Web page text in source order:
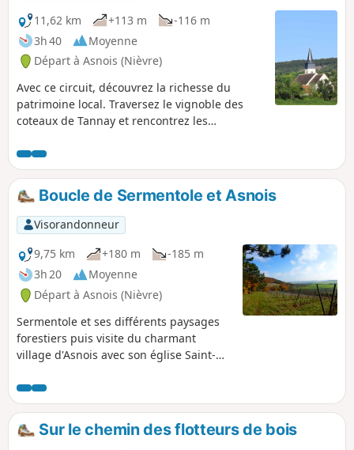
11,62 km
+113 m
-116 m
3h 40
Moyenne
Départ à Asnois (Nièvre)
Avec ce circuit, découvrez la richesse du
patrimoine local. Traversez le vignoble des
coteaux de Tannay et rencontrez les
"Melon". Longez la célèbre voie navigable, le
Canal du Nivernais et avec un peu de chance,
au détour d'une écluse, vous verrez un bateau
passer une écluse. Découvrez l'Église Saint-
Loup datant du XIIIe siècle et le buste de Paul-
Jean Rigollot, inventeur du "Papier Rigollot".
Boucle de Sermentole et Asnois
Visorandonneur
9,75 km
+180 m
-185 m
3h 20
Moyenne
Départ à Asnois (Nièvre)
Sermentole et ses différents paysages
forestiers puis visite du charmant
village d'Asnois avec son église Saint-
baignade.
Sur le chemin des flotteurs de bois